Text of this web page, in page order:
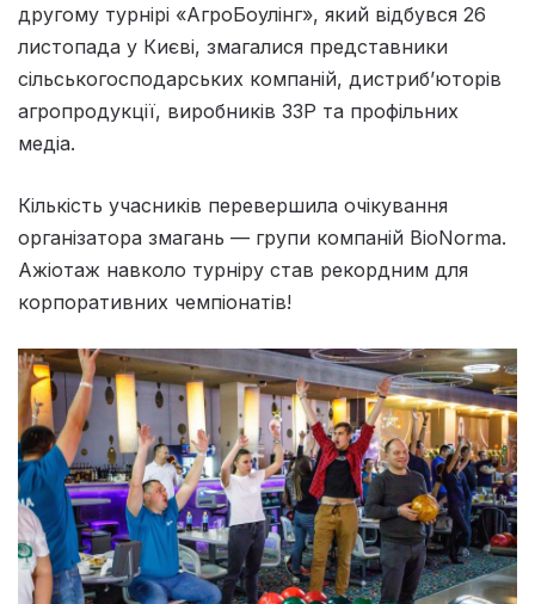
другому турнірі «АгроБоулінг», який відбувся 26
листопада у Києві, змагалися представники
сільськогосподарських компаній, дистриб’юторів
агропродукції, виробників ЗЗР та профільних
медіа.
Кількість учасників перевершила очікування
організатора змагань — групи компаній BioNorma.
Ажіотаж навколо турніру став рекордним для
корпоративних чемпіонатів!